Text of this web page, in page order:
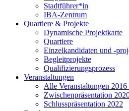
Stadtführer*in
IBA-Zentrum
Quartiere & Projekte
Dynamische Projektkarte
Quartiere
Einzelkandidaten und -
Begleitprojekte
Qualifizierungsprozess
Veranstaltungen
Alle Veranstaltungen 2016
Zwischenpräsentation
Schlusspräsentation 2022